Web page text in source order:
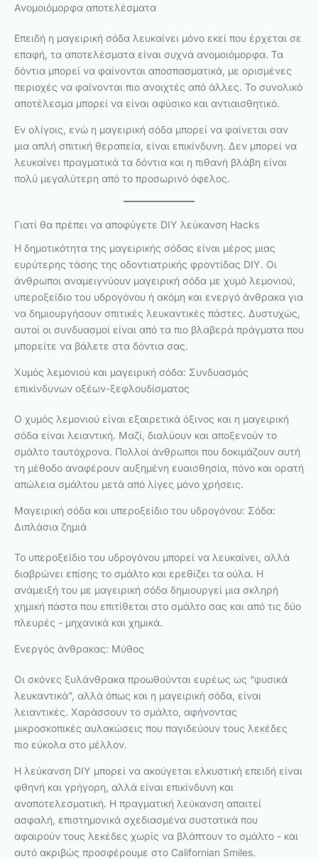
Ανομοιόμορφα αποτελέσματα
Επειδή η μαγειρική σόδα λευκαίνει μόνο εκεί που έρχεται σε
επαφή, τα αποτελέσματα είναι συχνά ανομοιόμορφα. Τα
δόντια μπορεί να φαίνονται αποσπασματικά, με ορισμένες
περιοχές να φαίνονται πιο ανοιχτές από άλλες. Το συνολικό
αποτέλεσμα μπορεί να είναι αφύσικο και αντιαισθητικό.
Εν ολίγοις, ενώ η μαγειρική σόδα μπορεί να φαίνεται σαν
μια απλή σπιτική θεραπεία, είναι επικίνδυνη. Δεν μπορεί να
λευκαίνει πραγματικά τα δόντια και η πιθανή βλάβη είναι
πολύ μεγαλύτερη από το προσωρινό όφελος.
Γιατί θα πρέπει να αποφύγετε DIY λεύκανση Hacks
Η δημοτικότητα της μαγειρικής σόδας είναι μέρος μιας
ευρύτερης τάσης της οδοντιατρικής φροντίδας DIY. Οι
άνθρωποι αναμειγνύουν μαγειρική σόδα με χυμό λεμονιού,
υπεροξείδιο του υδρογόνου ή ακόμη και ενεργό άνθρακα για
να δημιουργήσουν σπιτικές λευκαντικές πάστες. Δυστυχώς,
αυτοί οι συνδυασμοί είναι από τα πιο βλαβερά πράγματα που
μπορείτε να βάλετε στα δόντια σας.
Χυμός λεμονιού και μαγειρική σόδα: Συνδυασμός
επικίνδυνων οξέων-ξεφλουδίσματος
Ο χυμός λεμονιού είναι εξαιρετικά όξινος και η μαγειρική
σόδα είναι λειαντική. Μαζί, διαλύουν και αποξενούν το
σμάλτο ταυτόχρονα. Πολλοί άνθρωποι που δοκιμάζουν αυτή
τη μέθοδο αναφέρουν αυξημένη ευαισθησία, πόνο και ορατή
απώλεια σμάλτου μετά από λίγες μόνο χρήσεις.
Μαγειρική σόδα και υπεροξείδιο του υδρογόνου: Σόδα:
Διπλάσια ζημιά
Το υπεροξείδιο του υδρογόνου μπορεί να λευκαίνει, αλλά
διαβρώνει επίσης το σμάλτο και ερεθίζει τα ούλα. Η
ανάμειξή του με μαγειρική σόδα δημιουργεί μια σκληρή
χημική πάστα που επιτίθεται στο σμάλτο σας και από τις δύο
πλευρές - μηχανικά και χημικά.
Ενεργός άνθρακας: Μύθος
Οι σκόνες ξυλάνθρακα προωθούνται ευρέως ως “φυσικά
λευκαντικά”, αλλά όπως και η μαγειρική σόδα, είναι
λειαντικές. Χαράσσουν το σμάλτο, αφήνοντας
μικροσκοπικές αυλακώσεις που παγιδεύουν τους λεκέδες
πιο εύκολα στο μέλλον.
Η λεύκανση DIY μπορεί να ακούγεται ελκυστική επειδή είναι
φθηνή και γρήγορη, αλλά είναι επικίνδυνη και
αναποτελεσματική. Η πραγματική λεύκανση απαιτεί
ασφαλή, επιστημονικά σχεδιασμένα συστατικά που
αφαιρούν τους λεκέδες χωρίς να βλάπτουν το σμάλτο - και
αυτό ακριβώς προσφέρουμε στο Californian Smiles.